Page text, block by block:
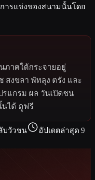
ารแข่งของสนามนั้นโดย
ภาคใต้กระจายอยู่
สงขลา พัทลุง ตรัง และ
รแกรม ผล วันเปิดชน
นได้ ดูฟรี
บวัวชน
อัปเดตล่าสุด 9